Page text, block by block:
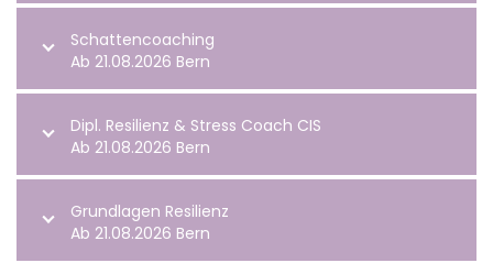
Schattencoaching
Ab 21.08.2026 Bern
Dipl. Resilienz & Stress Coach CIS
Ab 21.08.2026 Bern
Grundlagen Resilienz
Ab 21.08.2026 Bern